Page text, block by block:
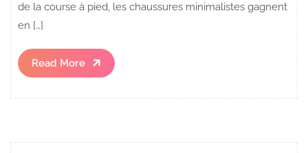
de la course à pied, les chaussures minimalistes gagnent
en […]
Read More
Read
More